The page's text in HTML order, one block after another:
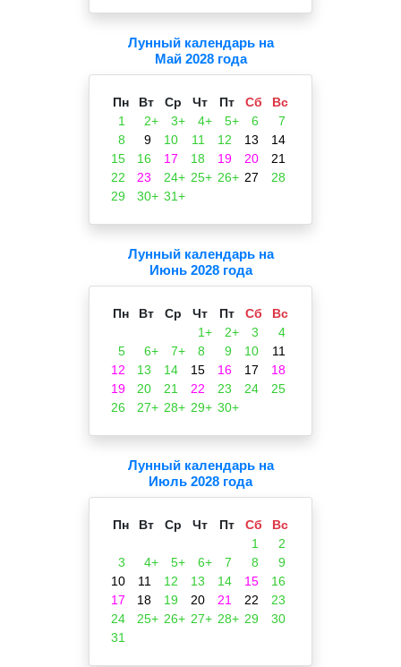
Лунный календарь на
Май 2028 года
Пн Вт Ср Чт Пт Сб
Вс
1
2+ 3+ 4+ 5+ 6
7
8
9 10 11 12 13
14
15
16 17 18 19 20
21
22
23 24+ 25+ 26+ 27
28
29
30+ 31+
Лунный календарь на
Июнь 2028 года
Пн Вт Ср Чт Пт Сб
Вс
1+
2+ 3
4
5
6+ 7+ 8 9 10
11
12
13 14 15 16 17
18
19
20 21 22 23 24
25
26
27+ 28+ 29+ 30+
Лунный календарь на
Июль 2028 года
Пн Вт Ср Чт Пт Сб
Вс
1
2
3
4+ 5+ 6+ 7 8
9
10
11 12 13 14 15
16
17
18 19 20 21 22
23
24
25+ 26+ 27+ 28+ 29
30
31